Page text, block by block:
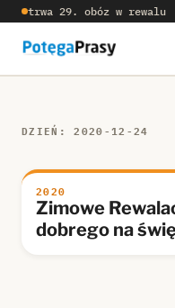
trwa 29. obóz w rewalu
DZIEŃ: 2020-12-24
2020
Zimowe
dobrego na